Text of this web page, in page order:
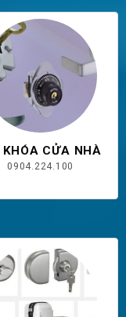
KHÓA CỬA NHÀ
0904.224.100